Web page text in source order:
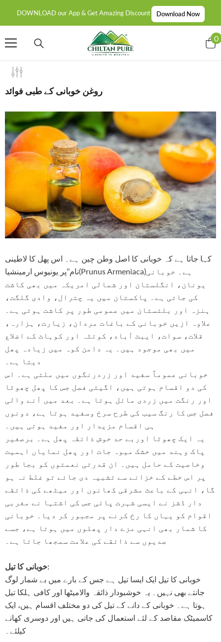
DOWNLOAD our App & Get Amazing Discount Download Now
00
-50%
Onion Shampoo Natural
روغن خوبانی کے طبی فوائد
کہا جاتا ہے کہ خوبانی کا اصل وطن چین ہے۔ اس پھل کا لاطینی
نام’’پر یونیوس ارمینشیا(Prunus Armeniaca)ہے۔ خوبانی
یونان، انگلستان اور شمالی امریکہ میں بھی کاشت
کی جاتی ہے۔ پاکستان میں یہ چترال، وادی گلگت،
ہنزہ اور بلتستان میں عمومی طور پر کاشت ہوتی ہے۔
علاوہ ازیں خوبانی کے باغات مردان، زیارت، ہزارہ،
قلات، سوات، ایبٹ آباد، کوئٹہ اور کوہاٹ کے اضلاع
میں بھی موجود ہیں۔ یہ دامن کوہ میں زیادہ پھل
دیتا ہے۔
خوبانی عموماً سفید اور زردرنگوں میں ملتی ہے۔ اس
کی دو اقسام ہوتی ہیں، اگیتی فصل جس کا پھل چھوٹا
اور رنگت میں زردی مائل ہوتا ہے۔ بعد میں آنے والی
فصل جس کا رنگ سیب کی طرح سرخ وسفید ہوتا ہے، دونوں
ہی اقسام مزیدار اور مفید ہوتی ہیں۔
یہ ایک چھوٹا اوربے حد خوش ذائقہ پھل ہے۔ برصغیر
پاک وہند میں خشک میوہ جات اور پھل نمایاں اہمیت
وخاصیت کے حامل ہیں۔ ان قدرتی نعمتوں کو بجا طور
پر اس خطے کے خزانے سے تشبیہ دی جائے تو غلط نہ ہو
گا، انہی کے باعث مشرقی کھانوں اور میٹھے کی ذائقے
دار ڈشز نے ایسی شہرت پائی جس کی اشتہا نے مغربی
اقوام کو یہاں کا رخ کرنے پر مجبور کر دیا۔ خوبانی
کا شمار بھی انہی مزے دار پھلوں میں ہوتا ہے، جسے
صدیوں سے ذائقے کی علامت سمجھا جاتا ہے۔
خوبانی کا تیل:
خوبانی کا تیل ایک ایسا تیل ہے جس کے بارے میں بے شمار لوگ
جانتے بھی نہیں۔ یہ خوشبودار ذائقہ والامیٹھا اور کافی ہلکا تیل
ہوتا ہے۔ خوبانی کے دانے کے تیل کی دو مختلف اقسام ہیں، ایک
کاسمیٹک مقاصد کے لئے استعمال کی جاتی ہیں اور دوسری کھانے
کیلئے۔